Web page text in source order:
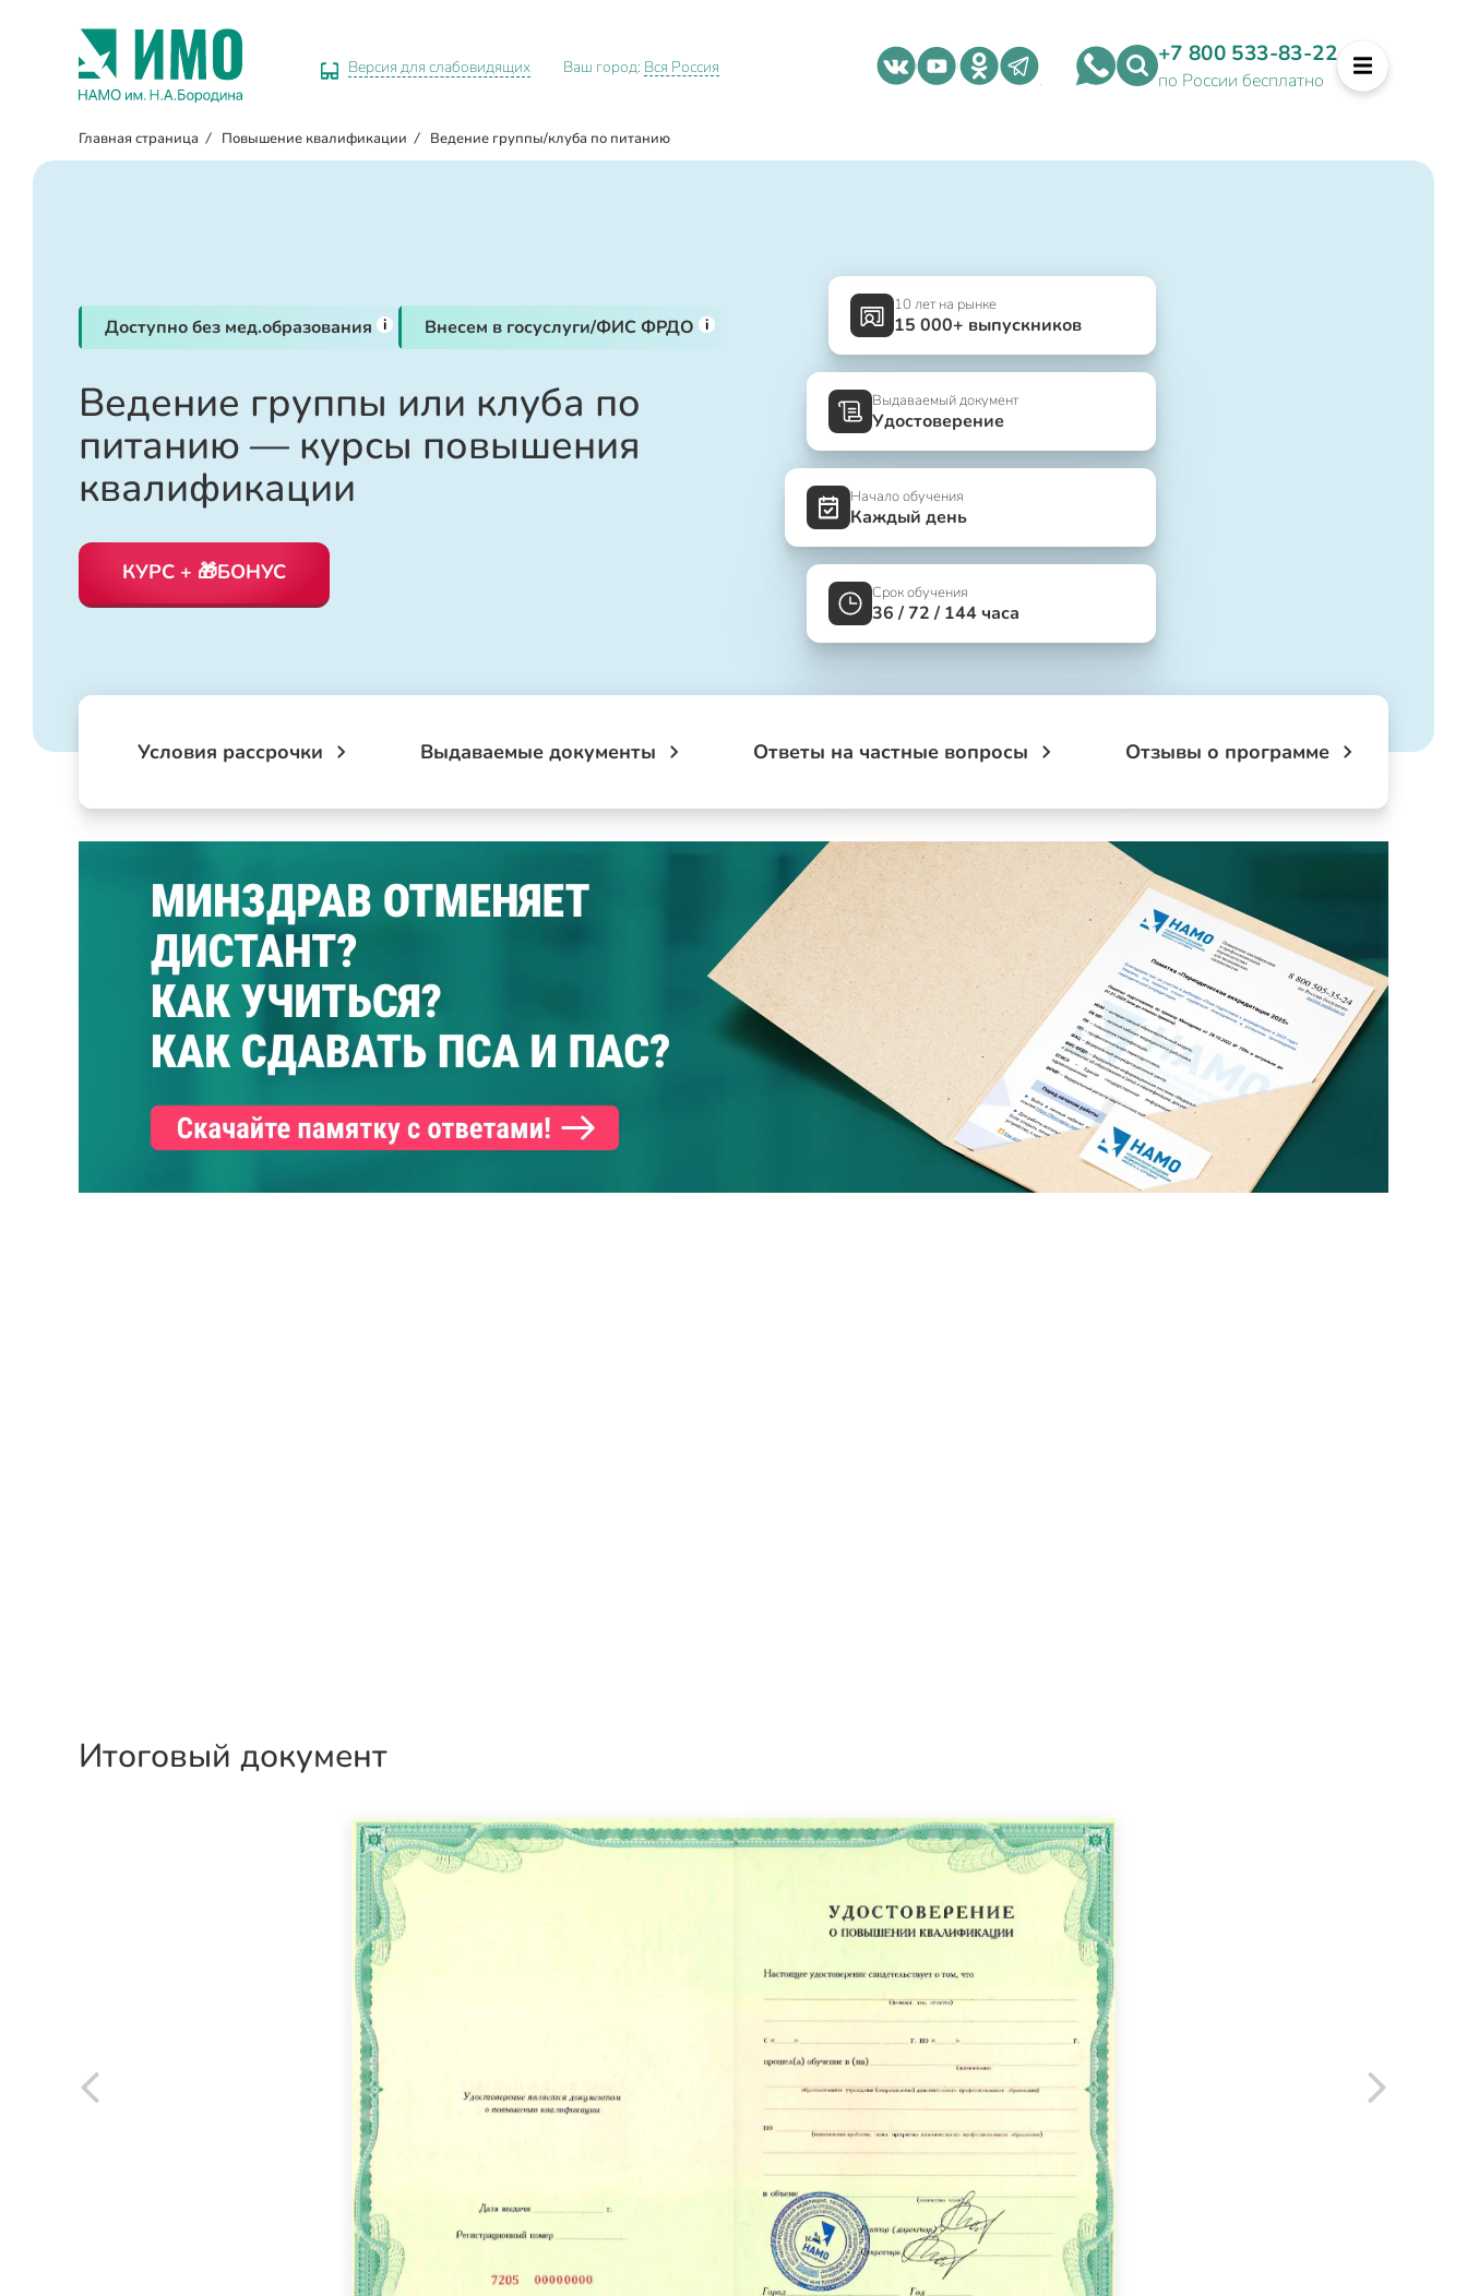
Версия для слабовидящих Ваш город: Вся Россия +7 800 533-83-22
по России бесплатно
Главная страница / Повышение квалификации / Ведение группы/клуба по питанию
Доступно без мед.образования i Внесем в госуслуги/ФИС ФРДО i
Ведение группы или клуба по
питанию — курсы повышения
квалификации
КУРС + 🎁БОНУС
10 лет на рынке
15 000+ выпускников
Выдаваемый документ
Удостоверение
Начало обучения
Каждый день
Срок обучения
36 / 72 / 144 часа
Условия рассрочки Выдаваемые документы Ответы на частные вопросы Отзывы о программе
Итоговый документ